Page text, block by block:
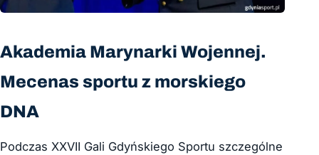
Akademia Marynarki Wojennej.
Mecenas sportu z morskiego
DNA
Podczas XXVII Gali Gdyńskiego Sportu szczególne